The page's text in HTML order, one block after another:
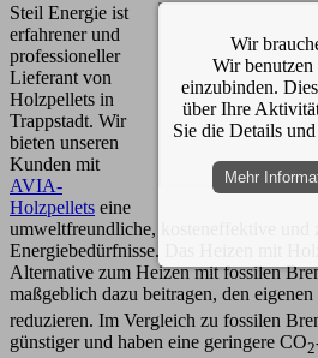
Wir
Wir
einzubinden.
über Ihre
Sie die Details
Mehr
Steil Energie ist
erfahrener und
professioneller
Lieferant von
Holzpellets in
Trappstadt. Wir
bieten unseren
Kunden mit
AVIA-
Holzpellets eine
umweltfreundliche, kosteneffektive und
Energiebedürfnisse. Das Heizen mit
Alternative zum Heizen mit fossilen
maßgeblich dazu beitragen, den
reduzieren. Im Vergleich zu fossilen
günstiger und haben eine geringere CO2